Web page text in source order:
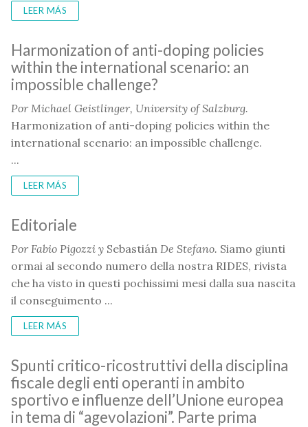
LEER MÁS
Harmonization of anti-doping policies
within the international scenario: an
impossible challenge?
Por Michael Geistlinger, University of Salzburg.
Harmonization of anti-doping policies within the
international scenario: an impossible challenge.
...
LEER MÁS
Editoriale
Por Fabio Pigozzi y Sebastián De Stefano. Siamo giunti
ormai al secondo numero della nostra RIDES, rivista
che ha visto in questi pochissimi mesi dalla sua nascita
il conseguimento ...
LEER MÁS
Spunti critico-ricostruttivi della disciplina
fiscale degli enti operanti in ambito
sportivo e influenze dell’Unione europea
in tema di “agevolazioni”. Parte prima